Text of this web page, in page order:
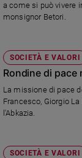
a come si può vivere
monsignor Betori.
SOCIETÀ E VALORI
Rondine di pace
La missione di pace
Francesco, Giorgio
l'Abkazia.
SOCIETÀ E VALORI